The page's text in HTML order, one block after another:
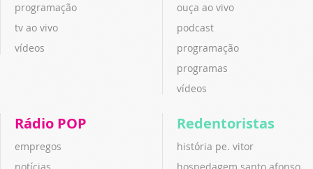
programação
tv ao vivo
vídeos
ouça ao vivo
podcast
programação
programas
vídeos
Rádio POP
empregos
Redentoristas
história pe. vitor